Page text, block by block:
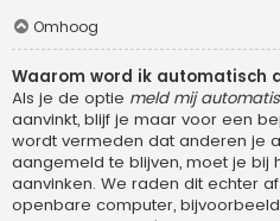
Omhoog
Waarom word ik automatisch
Als je de optie meld mij
aanvinkt, blijf je maar voor een
wordt vermeden dat anderen je
aangemeld te blijven, moet je bij
aanvinken. We raden dit echter
openbare computer,